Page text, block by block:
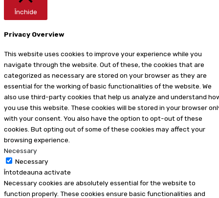
Închide
Privacy Overview
This website uses cookies to improve your experience while you
navigate through the website. Out of these, the cookies that are
categorized as necessary are stored on your browser as they are
essential for the working of basic functionalities of the website. We
also use third-party cookies that help us analyze and understand
you use this website. These cookies will be stored in your browser
with your consent. You also have the option to opt-out of these
cookies. But opting out of some of these cookies may affect your
browsing experience.
Necessary
Necessary
Întotdeauna activate
Necessary cookies are absolutely essential for the website to
function properly. These cookies ensure basic functionalities and